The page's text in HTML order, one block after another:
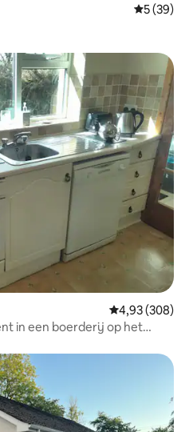
5 (39)
Gemiddelde
4,93 (308)
in een boerderij op het